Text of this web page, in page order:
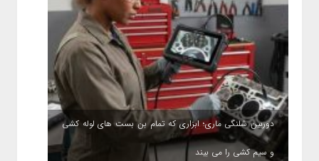
دوربین شلنگی ماری؛ ابزاری که تمام بن بست های لوله کشی
و سیم کشی را می بیند